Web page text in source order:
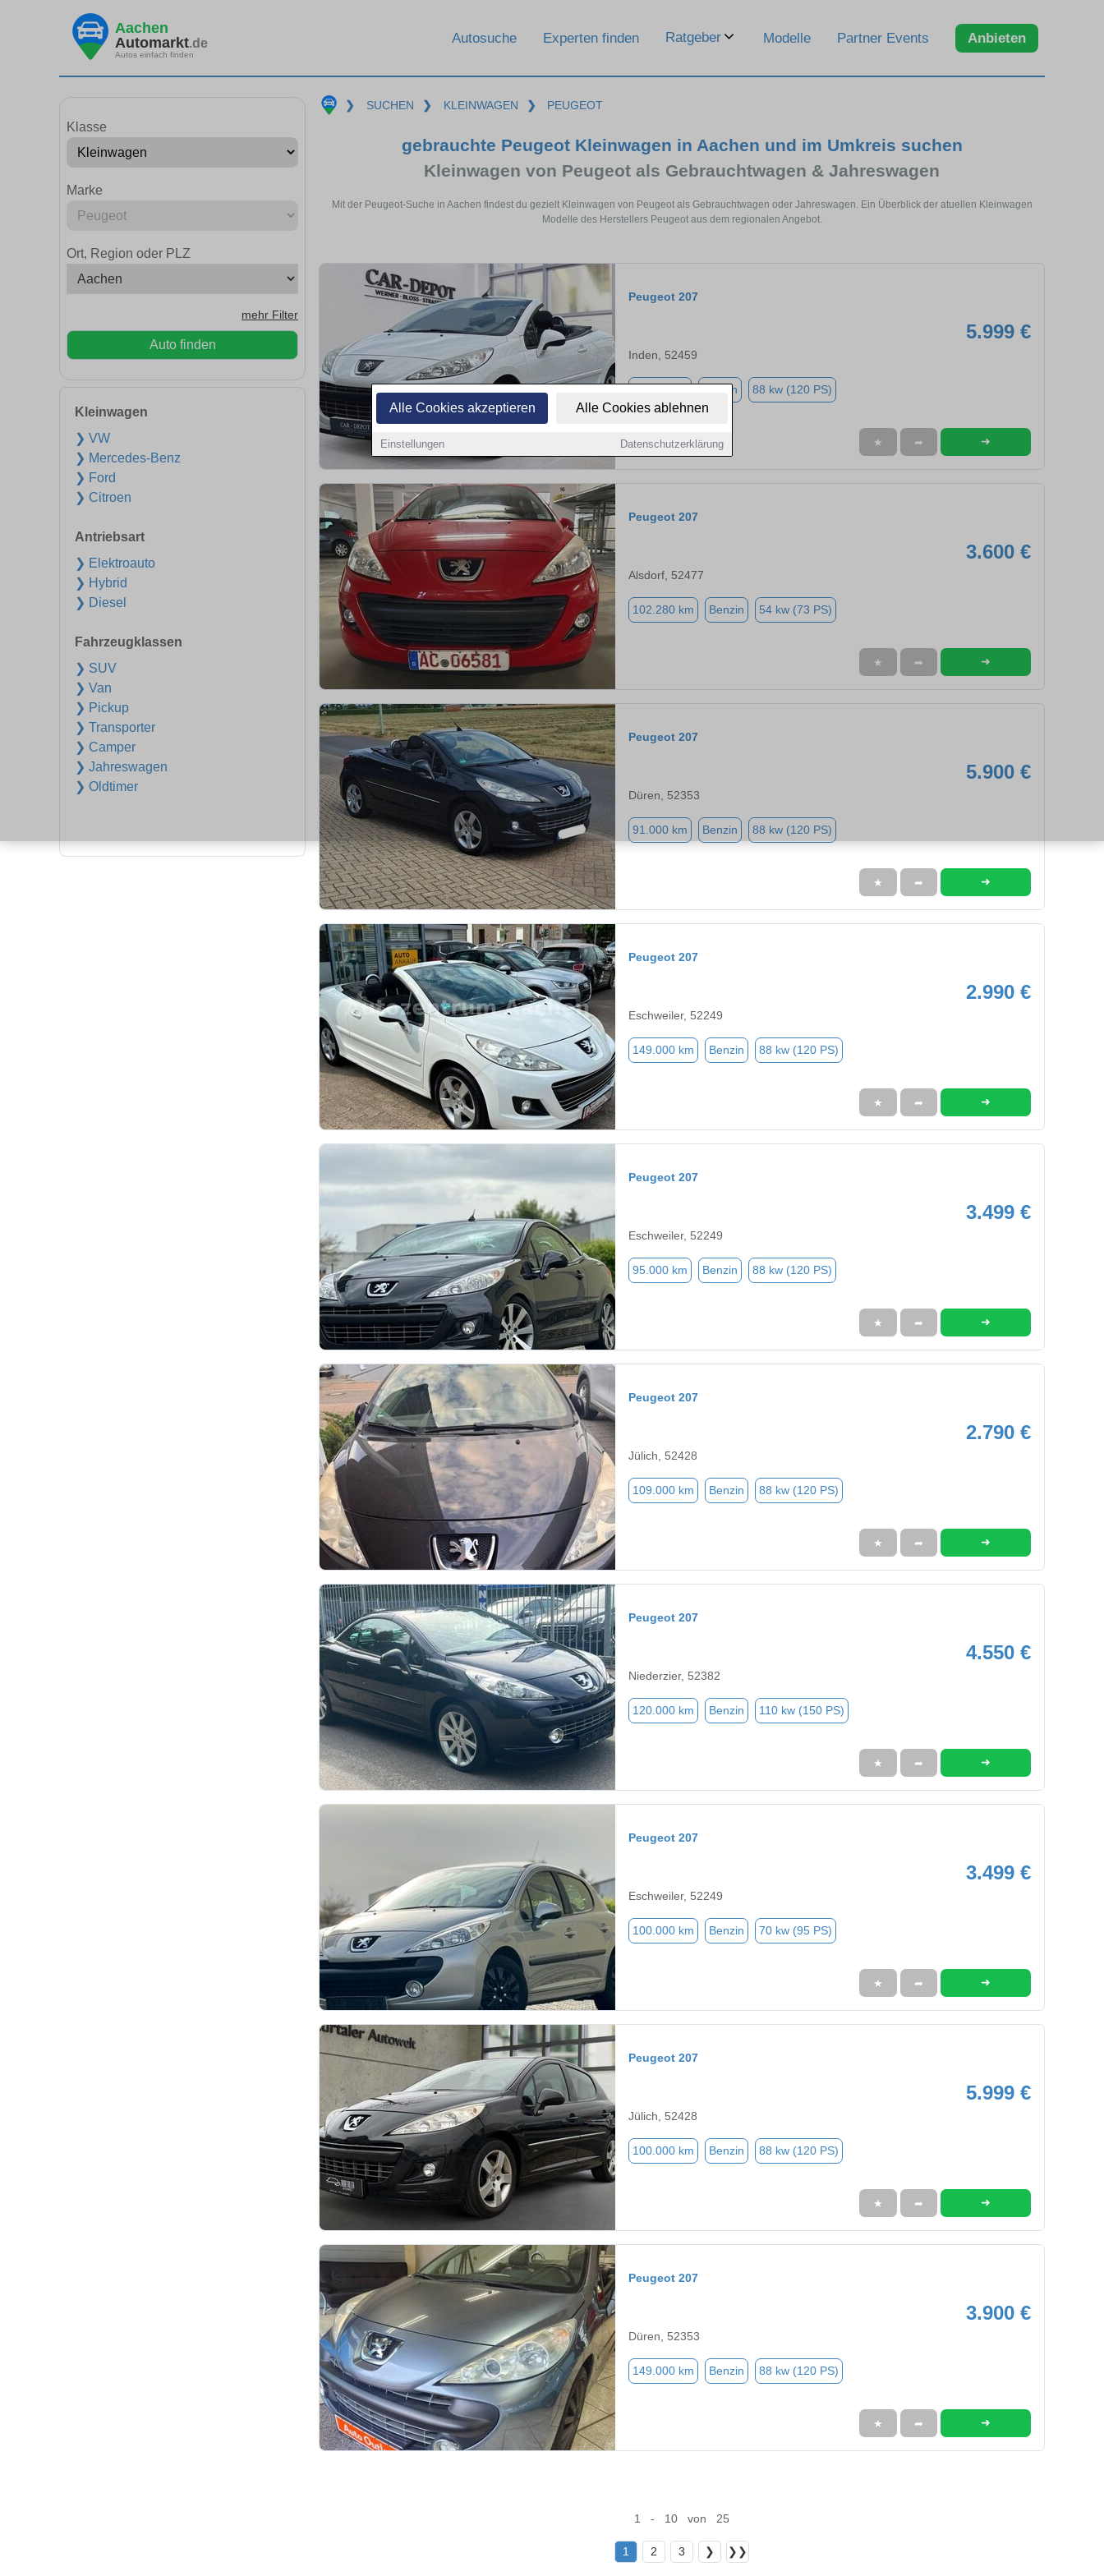
Alle Cookies akzeptieren Alle Cookies ablehnen
Einstellungen Datenschutzerklärung
Aachen
Automarkt.de
Autos einfach finden
Autosuche Experten finden Ratgeber Modelle Partner Events Anbieten
Klasse
Marke
Ort, Region oder PLZ
mehr Filter
Auto finden
Kleinwagen
❯ VW
❯ Mercedes-Benz
❯ Ford
❯ Citroen
Antriebsart
❯ Elektroauto
❯ Hybrid
❯ Diesel
Fahrzeugklassen
❯ SUV
❯ Van
❯ Pickup
❯ Transporter
❯ Camper
❯ Jahreswagen
❯ Oldtimer
❯ SUCHEN ❯ KLEINWAGEN ❯ PEUGEOT
gebrauchte Peugeot Kleinwagen in Aachen und im Umkreis suchen
Kleinwagen von Peugeot als Gebrauchtwagen & Jahreswagen
Mit der Peugeot-Suche in Aachen findest du gezielt Kleinwagen von Peugeot als Gebrauchtwagen oder Jahreswagen. Ein Überblick der atuellen Kleinwagen
Modelle des Herstellers Peugeot aus dem regionalen Angebot.
Peugeot 207
5.999 €
Inden, 52459
Benzin 88 kw (120 PS)
★ ➦ ➜
Peugeot 207
3.600 €
Alsdorf, 52477
102.280 km Benzin 54 kw (73 PS)
★ ➦ ➜
Peugeot 207
5.900 €
Düren, 52353
91.000 km Benzin 88 kw (120 PS)
★ ➦ ➜
Peugeot 207
2.990 €
Eschweiler, 52249
149.000 km Benzin 88 kw (120 PS)
★ ➦ ➜
Peugeot 207
3.499 €
Eschweiler, 52249
95.000 km Benzin 88 kw (120 PS)
★ ➦ ➜
Peugeot 207
2.790 €
Jülich, 52428
109.000 km Benzin 88 kw (120 PS)
★ ➦ ➜
Peugeot 207
4.550 €
Niederzier, 52382
120.000 km Benzin 110 kw (150 PS)
★ ➦ ➜
Peugeot 207
3.499 €
Eschweiler, 52249
100.000 km Benzin 70 kw (95 PS)
★ ➦ ➜
Peugeot 207
5.999 €
Jülich, 52428
100.000 km Benzin 88 kw (120 PS)
★ ➦ ➜
Peugeot 207
3.900 €
Düren, 52353
149.000 km Benzin 88 kw (120 PS)
★ ➦ ➜
1 - 10 von 25
1 2 3 ❯ ❯❯